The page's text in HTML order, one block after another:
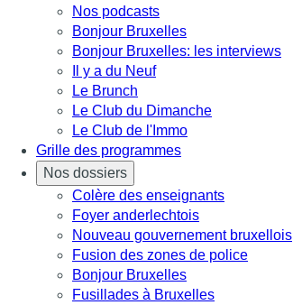
Nos podcasts
Bonjour Bruxelles
Bonjour Bruxelles: les interviews
Il y a du Neuf
Le Brunch
Le Club du Dimanche
Le Club de l'Immo
Grille des programmes
Nos dossiers
Colère des enseignants
Foyer anderlechtois
Nouveau gouvernement bruxellois
Fusion des zones de police
Bonjour Bruxelles
Fusillades à Bruxelles